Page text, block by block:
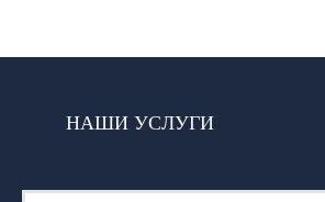
НАШИ УСЛУГИ